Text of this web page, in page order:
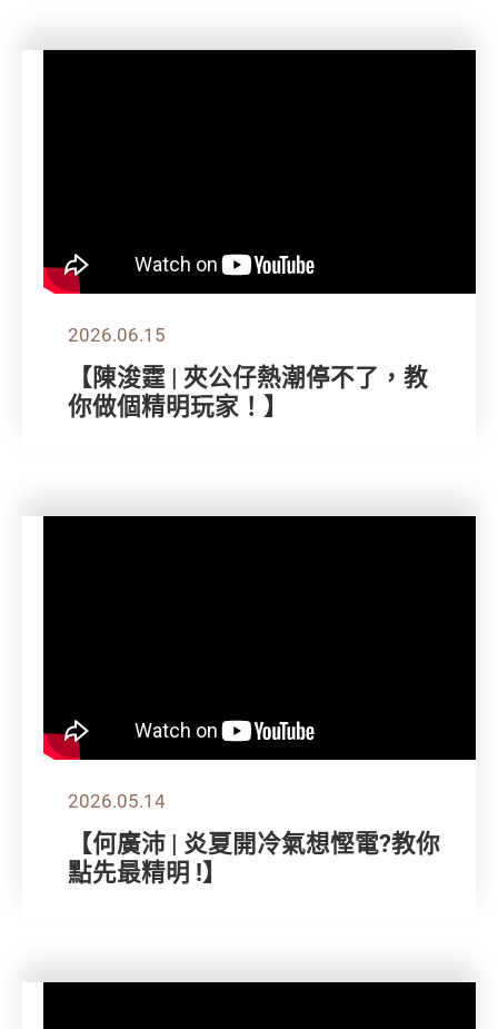
2026.06.15
【陳浚霆 | 夾公仔熱潮停不了，教
你做個精明玩家！】
2026.05.14
【何廣沛 | 炎夏開冷氣想慳電?教你
點先最精明 !】